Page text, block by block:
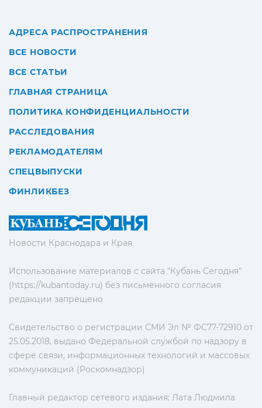
Новости Краснодара и Края
Использование материалов с сайта "Кубань Сегодня"
(https://kubantoday.ru) без письменного согласия
редакции запрещено
Свидетельство о регистрации СМИ Эл № ФС77-72910 от
25.05.2018, выдано Федеральной службой по надзору в
сфере связи, информационных технологий и массовых
коммуникаций (Роскомнадзор)
Главный редактор сетевого издания: Лата Людмила
АДРЕСА РАСПРОСТРАНЕНИЯ
ВСЕ НОВОСТИ
ВСЕ СТАТЬИ
ГЛАВНАЯ СТРАНИЦА
ПОЛИТИКА КОНФИДЕНЦИАЛЬНОСТИ
РАССЛЕДОВАНИЯ
РЕКЛАМОДАТЕЛЯМ
СПЕЦВЫПУСКИ
ФИНЛИКБЕЗ